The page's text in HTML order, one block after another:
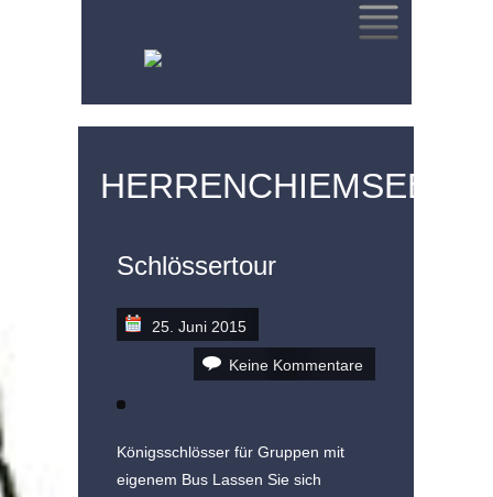
TO
HERRENCHIEMSEE
Schlössertour
25. Juni 2015
Keine Kommentare
Königsschlösser für Gruppen mit
eigenem Bus Lassen Sie sich